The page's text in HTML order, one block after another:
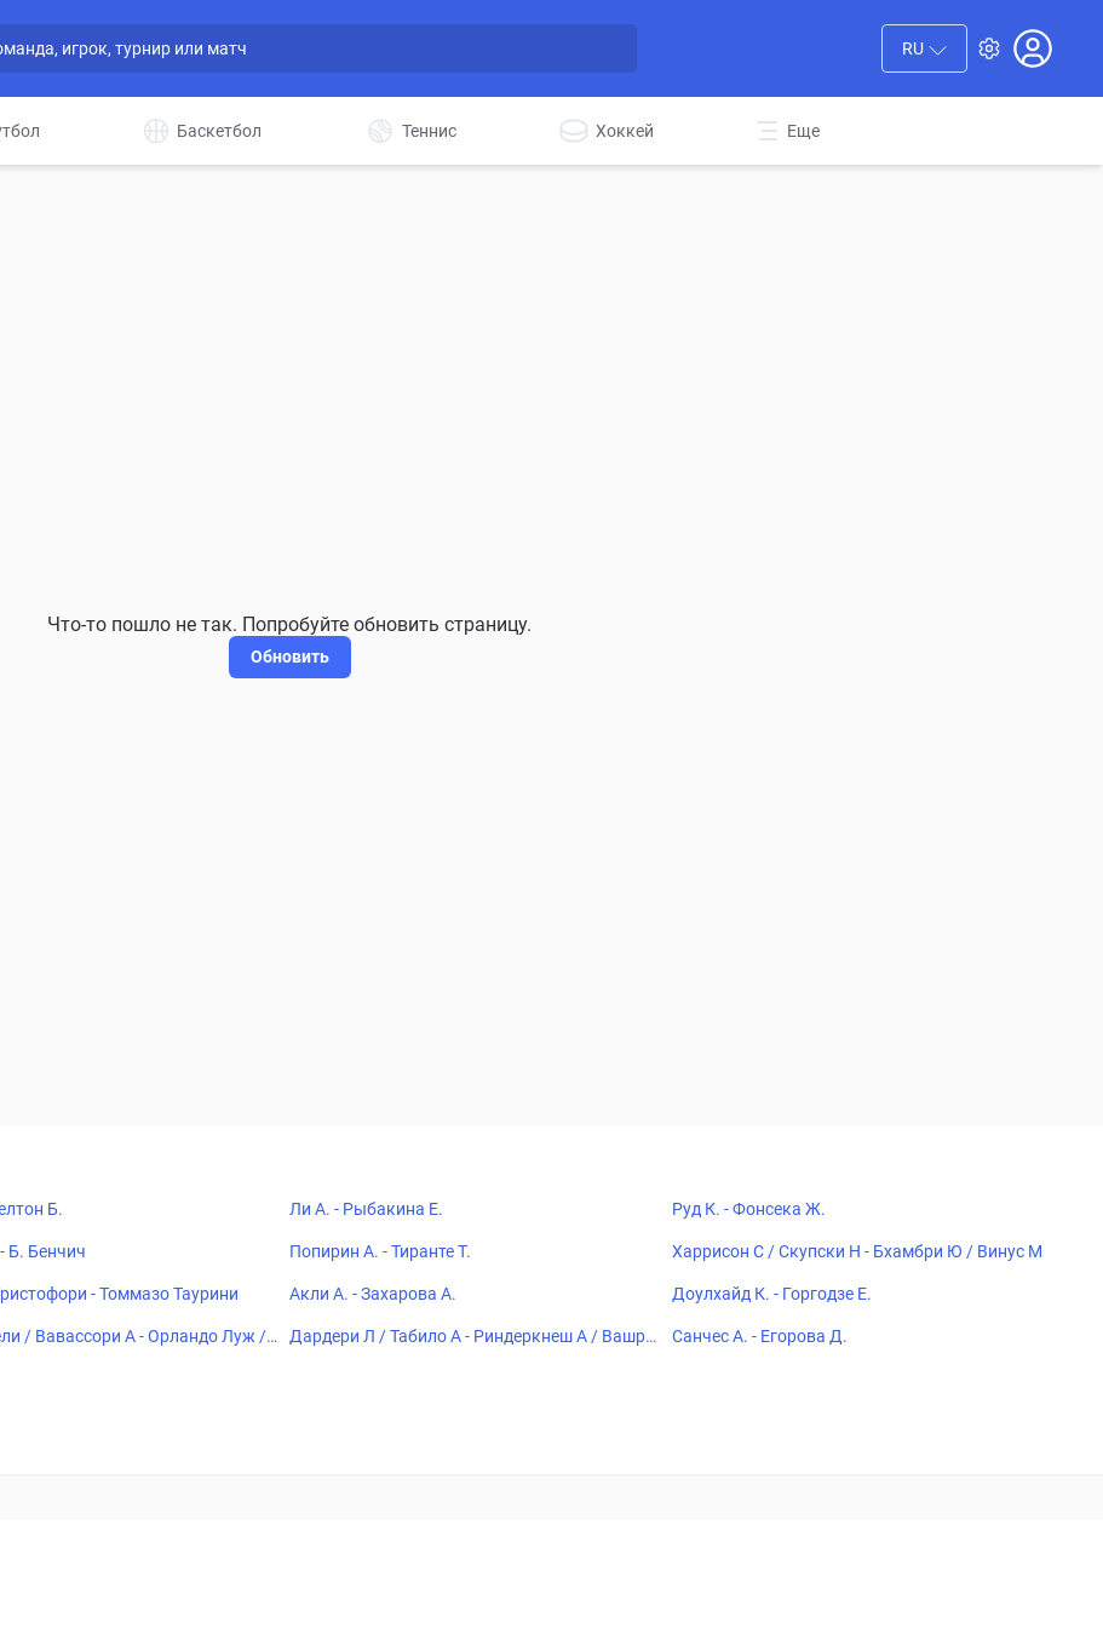
RU
Баскетбол Теннис Хоккей Еще
Что-то пошло не так. Попробуйте обновить страницу.
Обновить
Б. Ли А. - Рыбакина Е. Руд К. - Фонсека Ж.
Б. Бенчич Попирин А. - Тиранте Т. Харрисон С / Скупски Н - Бхамбри Ю / Винус М
- Томмазо Таурини Акли А. - Захарова А. Доулхайд К. - Горгодзе Е.
/ Вавассори А - Орландо Луж /
Дардери Л / Табило А - Риндеркнеш А / Вашро
Санчес А. - Егорова Д.